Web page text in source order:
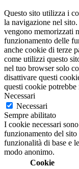
Questo sito utilizza i
la navigazione nel
vengono memorizzati
funzionamento delle
anche cookie di terze
come utilizzi questo
nel tuo browser solo
disattivare questi
questi cookie
Necessari
Necessari
Sempre abilitato
I cookie necessari
funzionamento del
funzionalità di base e
modo anonimo.
Cookie